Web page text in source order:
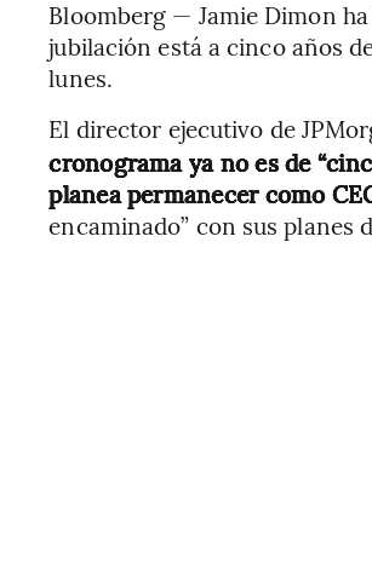
Bloomberg — Jamie Dimon
jubilación está a cinco años
lunes.
El director ejecutivo de
cronograma ya no es de
planea permanecer como
encaminado” con sus planes